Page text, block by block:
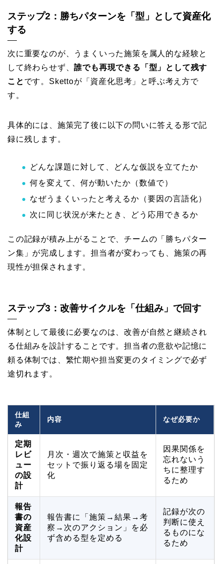
ステップ2：勝ちパターンを「型」として資産化
する
次に重要なのが、うまくいった施策を属人的な経験と
して終わらせず、誰でも再現できる「型」として残す
こと です。Skettoが「資産化思考」と呼ぶ考え方で
す。
具体的には、施策完了後に以下の問いに答える形で記
録に残します。
どんな課題に対して、どんな仮説を立てたか
何を変えて、何が動いたか（数値で）
なぜうまくいったと考えるか（要因の言語化）
次に同じ状況が来たとき、どう応用できるか
この記録が積み上がることで、チームの「勝ちパター
ン集」が完成します。担当者が変わっても、施策の再
現性が担保されます。
ステップ3：改善サイクルを「仕組み」で回す
体制として最後に必要なのは、改善が自然と継続され
る仕組みを設計することです。担当者の意欲や記憶に
頼る体制では、繁忙期や担当変更のタイミングで必ず
途切れます。
仕組
み
内容 なぜ必要か
定期
レビ
ュー
の設
計
月次・週次で施策と収益を
セットで振り返る場を固定
化
因果関係を
忘れないう
ちに整理す
るため
報告
書の
資産
化設
計
報告書に「施策→結果→考
察→次のアクション」を必
ず含める型を定める
記録が次の
判断に使え
るものにな
るため